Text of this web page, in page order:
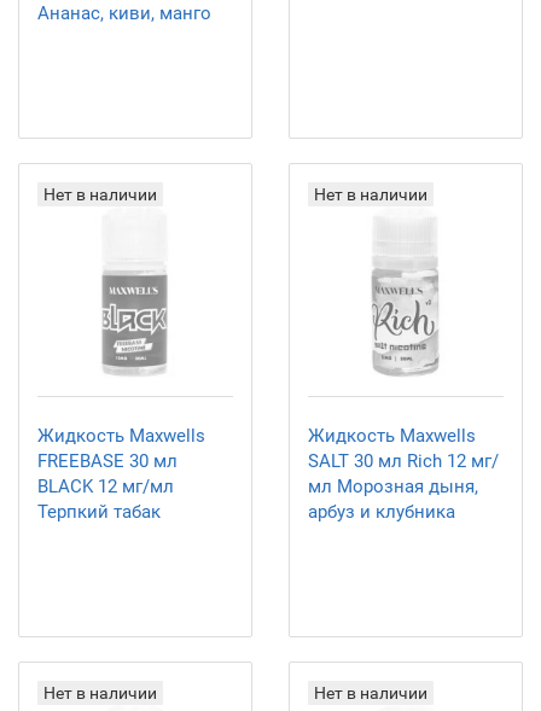
Ананас, киви, манго
Нет в наличии
Жидкость Maxwells
FREEBASE 30 мл
BLACK 12 мг/мл
Терпкий табак
Нет в наличии
Жидкость Maxwells
SALT 30 мл Rich 12 мг/
мл Морозная дыня,
арбуз и клубника
Нет в наличии Нет в наличии